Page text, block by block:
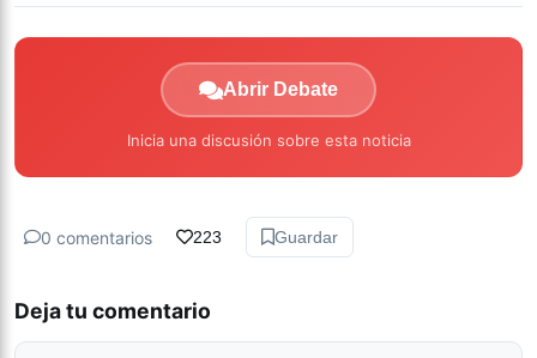
Abrir Debate
Inicia una discusión sobre esta noticia
0 comentarios 223 Guardar
Deja tu comentario